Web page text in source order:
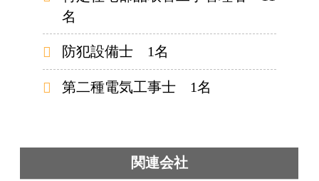
名
防犯設備士 1名
第二種電気工事士 1名
関連会社